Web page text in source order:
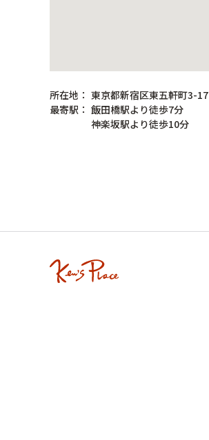
所在地： 東京都新宿区東五軒町3-17
最寄駅： 飯田橋駅より徒歩7分
神楽坂駅より徒歩10分